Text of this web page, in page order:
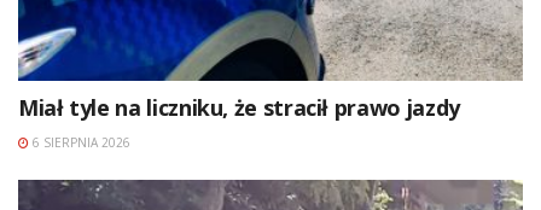
Miał tyle na liczniku, że stracił prawo jazdy
6 SIERPNIA 2026